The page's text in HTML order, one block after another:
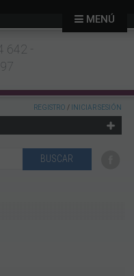
642 -
REGISTRO / INICIAR SESIÓN
MENÚ